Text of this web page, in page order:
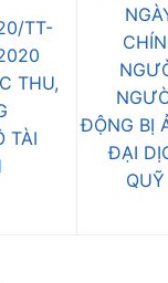
TT-
THU,
TÀI
ĐỘNG BỊ
ĐẠI